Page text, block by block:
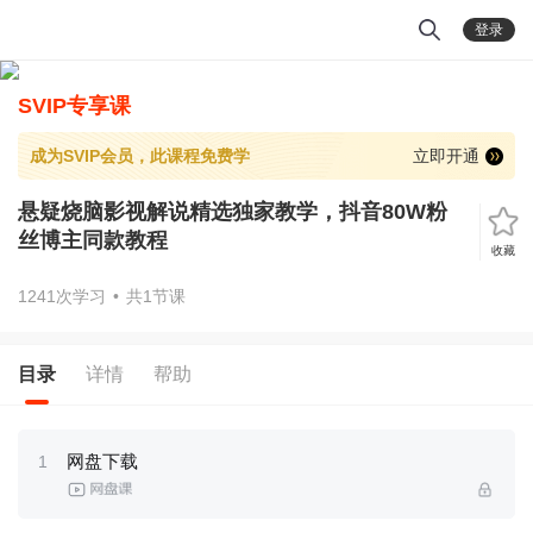
登录
SVIP专享课
成为SVIP会员，此课程免费学 立即开通
悬疑烧脑影视解说精选独家教学，抖音80W粉
丝博主同款教程
1241次学习 • 共1节课
收藏
目录 详情 帮助
1 网盘下载